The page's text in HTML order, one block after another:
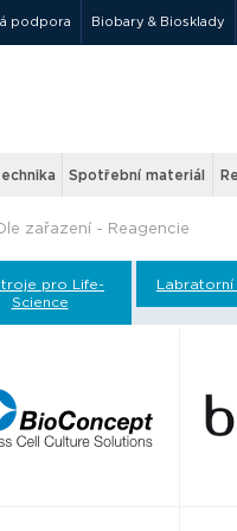
podpora Biobary & Biosklady
Spotřební materiál
zařazení - Reagencie
pro Life-
Science
Labratorní